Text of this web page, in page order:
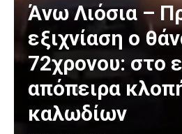
Άνω Λιόσια –
εξιχνίαση ο
72χρονου: στο
απόπειρα
καλωδίων